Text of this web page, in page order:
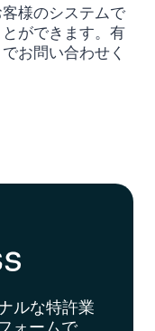
様のシステムで
ができます。有
お問い合わせく
ルな特許業